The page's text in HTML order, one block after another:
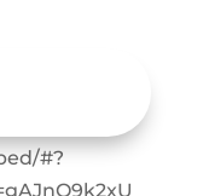
de la
seguridad-
#?